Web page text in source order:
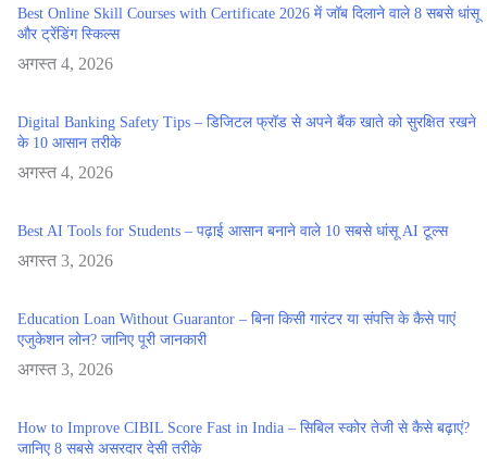
Best Online Skill Courses with Certificate 2026 में जॉब दिलाने वाले 8 सबसे धांसू
और ट्रेंडिंग स्किल्स
अगस्त 4, 2026
Digital Banking Safety Tips – डिजिटल फ्रॉड से अपने बैंक खाते को सुरक्षित रखने
के 10 आसान तरीके
अगस्त 4, 2026
Best AI Tools for Students – पढ़ाई आसान बनाने वाले 10 सबसे धांसू AI टूल्स
अगस्त 3, 2026
Education Loan Without Guarantor – बिना किसी गारंटर या संपत्ति के कैसे पाएं
एजुकेशन लोन? जानिए पूरी जानकारी
अगस्त 3, 2026
How to Improve CIBIL Score Fast in India – सिबिल स्कोर तेजी से कैसे बढ़ाएं?
जानिए 8 सबसे असरदार देसी तरीके